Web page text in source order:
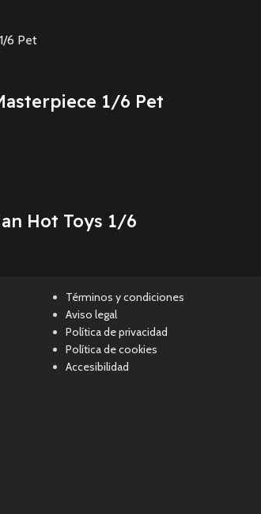
1/6 Pet
Hot Toys 1/6
Términos y condiciones
Aviso legal
Política de privacidad
Política de cookies
Accesibilidad